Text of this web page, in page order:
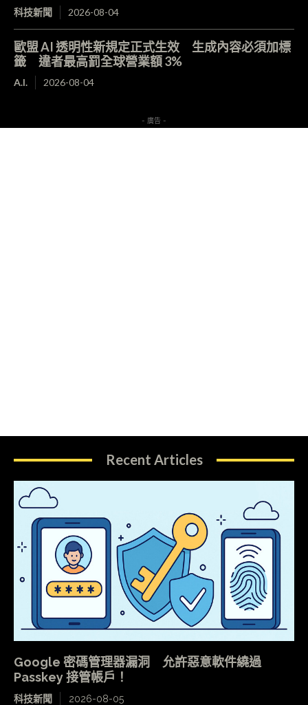
科技新聞 2026-08-04
歐盟 AI 透明性新規定正式生效 生成內容必須加標
籤 違者最高罰全球營業額 3%
A.I. 2026-08-04
- 廣告 -
Recent Articles
Google 密碼管理器漏洞 允許惡意軟件繞過
Passkey 接管帳戶！
科技新聞 2026-08-05